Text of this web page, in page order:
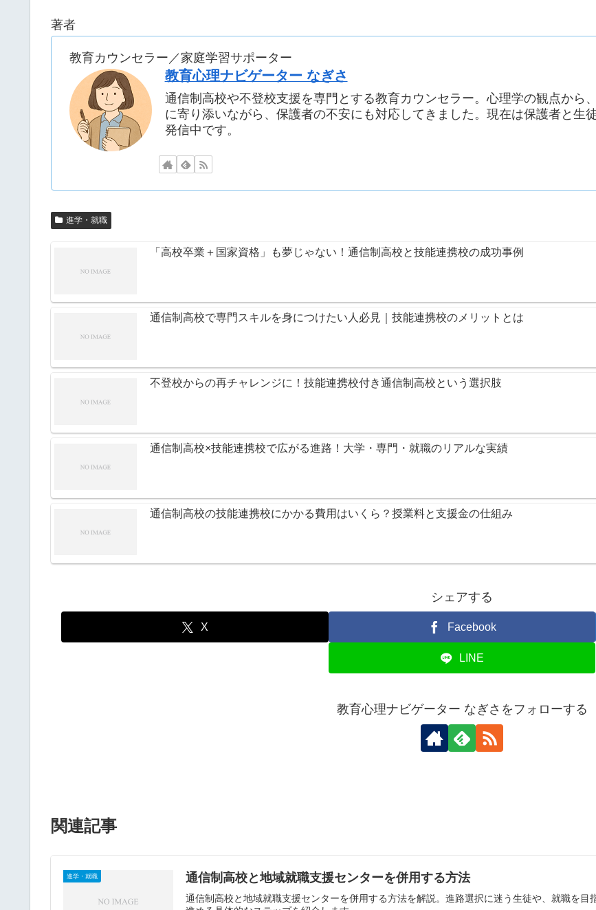
著者
教育カウンセラー／家庭学習サポーター
教育心理ナビゲーター なぎさ
通信制高校や不登校支援を専門とする教育カウンセラー。心理学の観点から
に寄り添いながら、保護者の不安にも対応してきました。現在は保護者と生
発信中です。
進学・就職
「高校卒業＋国家資格」も夢じゃない！通信制高校と技能連携校の成功事例
通信制高校で専門スキルを身につけたい人必見｜技能連携校のメリットとは
不登校からの再チャレンジに！技能連携校付き通信制高校という選択肢
通信制高校×技能連携校で広がる進路！大学・専門・就職のリアルな実績
通信制高校の技能連携校にかかる費用はいくら？授業料と支援金の仕組み
シェアする
X Facebook
LINE
教育心理ナビゲーター なぎさをフォローする
関連記事
進学・就職 通信制高校と地域就職支援センターを併用する方法
通信制高校と地域就職支援センターを併用する方法を解説。進路選択に迷う生徒や、就職を